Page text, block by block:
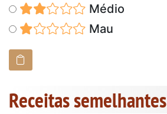
Médio
Mau
Receitas semelhantes